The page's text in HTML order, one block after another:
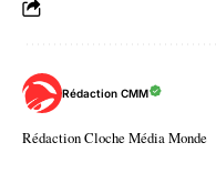
Rédaction CMM
Rédaction Cloche Média Monde